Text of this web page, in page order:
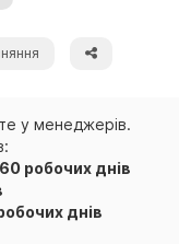
у менеджерів.
60 робочих днів
днів